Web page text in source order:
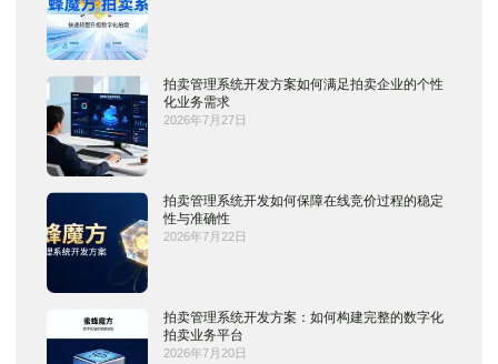
拍卖管理系统开发方案如何满足拍卖企业的个性
化业务需求
2026年7月27日
拍卖管理系统开发如何保障在线竞价过程的稳定
性与准确性
2026年7月22日
拍卖管理系统开发方案：如何构建完整的数字化
拍卖业务平台
2026年7月20日